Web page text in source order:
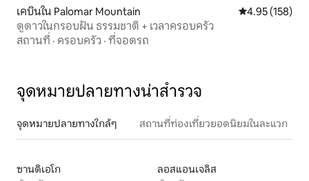
เคบินใน Palomar Mountain คะแนนเฉลี่ย
4.95 (158)
ดูดาวในกรอบฝัน ธรรมชาติ + เวลาครอบครัว
สถานที่ · ครอบครัว · ที่จอดรถ
จุดหมายปลายทางน่าสำรวจ
จุดหมายปลายทางใกล้ๆ สถานที่ท่องเที่ยวยอดนิยมในละแวก
ซานดิเอโก
ลอสแอนเจลิส